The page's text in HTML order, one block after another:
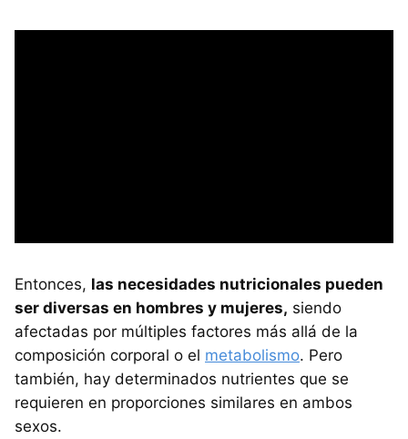
Entonces, las necesidades nutricionales pueden
ser diversas en hombres y mujeres, siendo
afectadas por múltiples factores más allá de la
composición corporal o el metabolismo. Pero
también, hay determinados nutrientes que se
requieren en proporciones similares en ambos
sexos.